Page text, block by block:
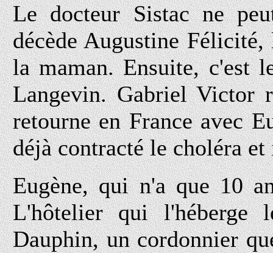
Le docteur Sistac ne
décède Augustine
la maman. Ensuite, c'est
Langevin. Gabriel Victor
retourne en France avec
déjà contracté le choléra
Eugène, qui n'a que 10
L'hôtelier qui l'héberge
Dauphin, un cordonnier